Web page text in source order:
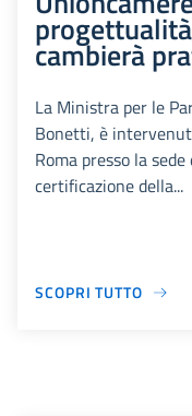
cambierà
La Ministra per le
Bonetti, è
Roma presso la
certificazione della...
SCOPRI TUTTO